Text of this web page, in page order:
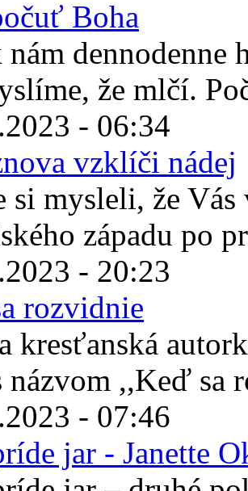
Boha
nám
že mlčí.
- 06:34
vzklíči nádej
si mysleli, že
západu po
- 20:23
rozvidnie
kresťanská
názvom ,,Keď sa
- 07:46
jar - Janette